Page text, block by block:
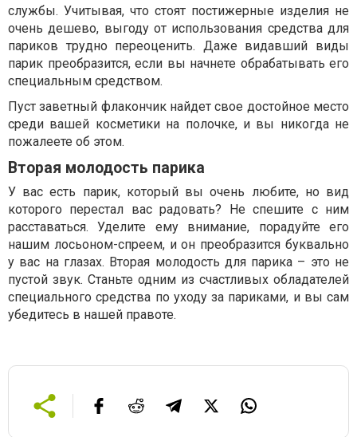
службы. Учитывая, что стоят постижерные изделия не
очень дешево, выгоду от использования средства для
париков трудно переоценить. Даже видавший виды
парик преобразится, если вы начнете обрабатывать его
специальным средством.
Пуст заветный флакончик найдет свое достойное место
среди вашей косметики на полочке, и вы никогда не
пожалеете об этом.
Вторая молодость парика
У вас есть парик, который вы очень любите, но вид
которого перестал вас радовать? Не спешите с ним
расставаться. Уделите ему внимание, порадуйте его
нашим лосьоном-спреем, и он преобразится буквально
у вас на глазах. Вторая молодость для парика – это не
пустой звук. Станьте одним из счастливых обладателей
специального средства по уходу за париками, и вы сам
убедитесь в нашей правоте.